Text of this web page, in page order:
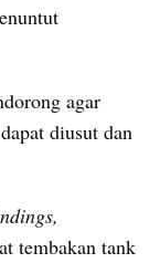
agar
diusut dan
tembakan tank